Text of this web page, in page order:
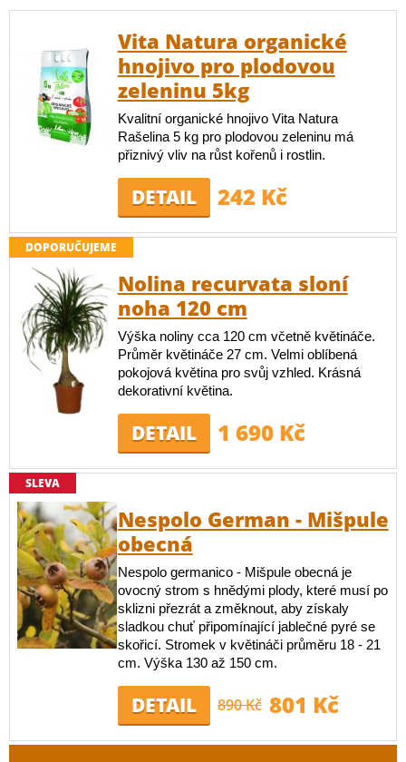
Vita Natura organické
hnojivo pro plodovou
zeleninu 5kg
Kvalitní organické hnojivo Vita Natura
Rašelina 5 kg pro plodovou zeleninu má
přiznivý vliv na růst kořenů i rostlin.
DETAIL 242 Kč
DOPORUČUJEME
Nolina recurvata sloní
noha 120 cm
Výška noliny cca 120 cm včetně květináče.
Průměr květináče 27 cm. Velmi oblíbená
pokojová květina pro svůj vzhled. Krásná
dekorativní květina.
DETAIL 1 690 Kč
SLEVA
Nespolo German - Mišpule
obecná
Nespolo germanico - Mišpule obecná je
ovocný strom s hnědými plody, které musí po
sklizni přezrát a změknout, aby získaly
sladkou chuť připomínající jablečné pyré se
skořicí. Stromek v květináči průměru 18 - 21
cm. Výška 130 až 150 cm.
DETAIL 890 Kč 801 Kč